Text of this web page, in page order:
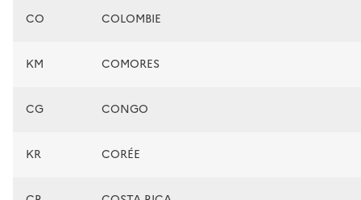
CO COLOMBIE
KM COMORES
CG CONGO
KR CORÉE